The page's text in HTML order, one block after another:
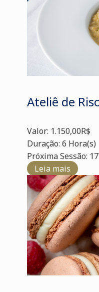
Ateliê de
Valor: 1.150,00R$
Duração: 6 Hora(s)
Próxima Sessão:
Leia mais